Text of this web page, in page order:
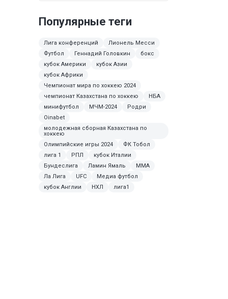
Популярные теги
Лига конференций
Лионель Месси
Футбол
Геннадий Головкин
бокс
кубок Америки
кубок Азии
кубок Африки
Чемпионат мира по хоккею 2024
чемпионат Казахстана по хоккею
НБА
минифутбол
МЧМ-2024
Родри
Oinabet
молодежная сборная Казахстана по
хоккею
Олимпийские игры 2024
ФК Тобол
лига 1
РПЛ
кубок Италии
Бундеслига
Ламин Ямаль
MMA
Ла Лига
UFC
Медиа футбол
кубок Англии
НХЛ лига1